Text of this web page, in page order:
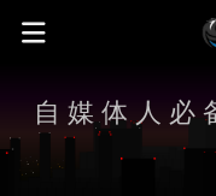
自媒体人必